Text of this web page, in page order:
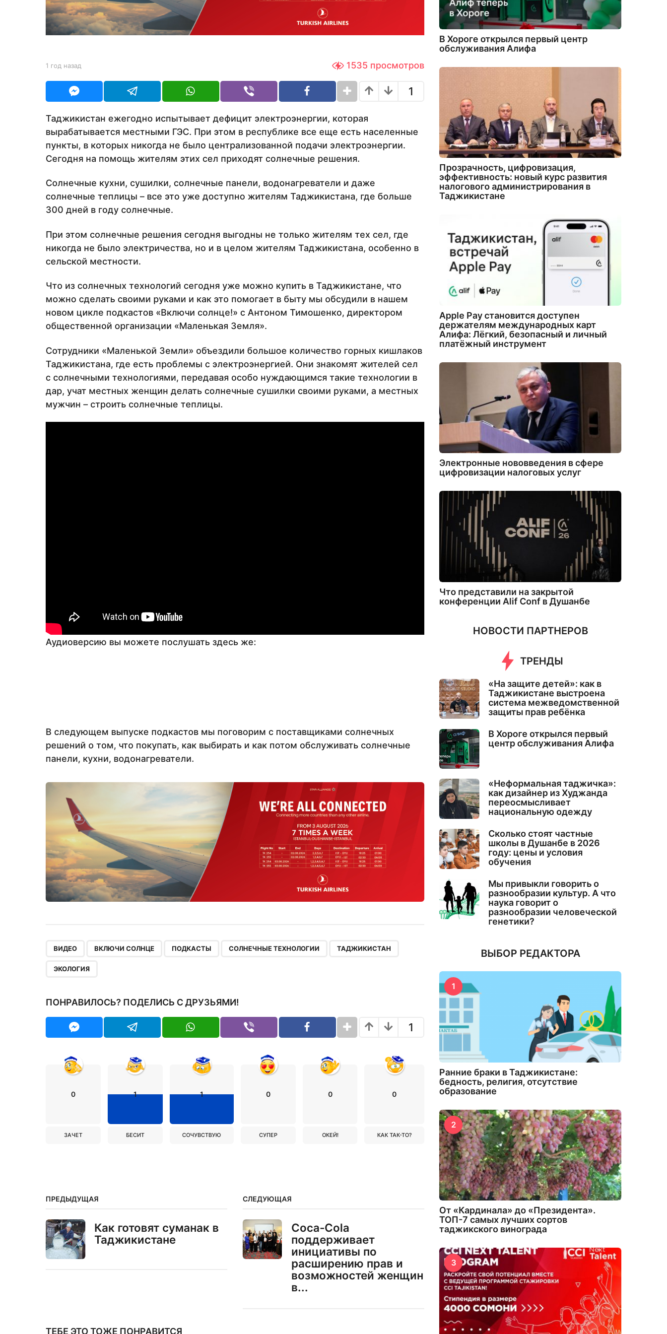
а
д
b
Y
U
1 год назад
н
з
а
1535 просмотров
1
Таджикистан ежегодно испытывает дефицит электроэнергии, которая
вырабатывается местными ГЭС. При этом в республике все еще есть населенные
пункты, в которых никогда не было централизованной подачи электроэнергии.
Сегодня на помощь жителям этих сел приходят солнечные решения.
Солнечные кухни, сушилки, солнечные панели, водонагреватели и даже
солнечные теплицы – все это уже доступно жителям Таджикистана, где больше
300 дней в году солнечные.
При этом солнечные решения сегодня выгодны не только жителям тех сел, где
никогда не было электричества, но и в целом жителям Таджикистана, особенно в
сельской местности.
Что из солнечных технологий сегодня уже можно купить в Таджикистане, что
можно сделать своими руками и как это помогает в быту мы обсудили в нашем
новом цикле подкастов «Включи солнце!» с Антоном Тимошенко, директором
общественной организации «Маленькая Земля».
Сотрудники «Маленькой Земли» объездили большое количество горных кишлаков
Таджикистана, где есть проблемы с электроэнергией. Они знакомят жителей сел
с солнечными технологиями, передавая особо нуждающимся такие технологии в
дар, учат местных женщин делать солнечные сушилки своими руками, а местных
мужчин – строить солнечные теплицы.
Аудиоверсию вы можете послушать здесь же:
В следующем выпуске подкастов мы поговорим с поставщиками солнечных
решений о том, что покупать, как выбирать и как потом обслуживать солнечные
панели, кухни, водонагреватели.
ВИДЕО ВКЛЮЧИ СОЛНЦЕ ПОДКАСТЫ СОЛНЕЧНЫЕ ТЕХНОЛОГИИ ТАДЖИКИСТАН
ЭКОЛОГИЯ
ПОНРАВИЛОСЬ? ПОДЕЛИСЬ С ДРУЗЬЯМИ!
1
0
ЗАЧЕТ
1
БЕСИТ
1
СОЧУВСТВУЮ
0
СУПЕР
0
ОКЕЙ!
0
КАК ТАК-ТО?
ПРЕДЫДУЩАЯ
Как готовят суманак в
Таджикистане
СЛЕДУЮЩАЯ
Coca-Cola
поддерживает
инициативы по
расширению прав и
возможностей женщин
в...
ТЕБЕ ЭТО ТОЖЕ ПОНРАВИТСЯ
В Хороге открылся первый центр
обслуживания Алифа
Прозрачность, цифровизация,
эффективность: новый курс развития
налогового администрирования в
Таджикистане
Apple Pay становится доступен
держателям международных карт
Алифа: Лёгкий, безопасный и личный
платёжный инструмент
Электронные нововведения в сфере
цифровизации налоговых услуг
Что представили на закрытой
конференции Alif Conf в Душанбе
НОВОСТИ ПАРТНЕРОВ
ТРЕНДЫ
«На защите детей»: как в
Таджикистане выстроена
система межведомственной
защиты прав ребёнка
В Хороге открылся первый
центр обслуживания Алифа
«Неформальная таджичка»:
как дизайнер из Худжанда
переосмысливает
национальную одежду
Сколько стоят частные
школы в Душанбе в 2026
году: цены и условия
обучения
Мы привыкли говорить о
разнообразии культур. А что
наука говорит о
разнообразии человеческой
генетики?
ВЫБОР РЕДАКТОРА
1
Ранние браки в Таджикистане:
бедность, религия, отсутствие
образование
2
От «Кардинала» до «Президента».
ТОП-7 самых лучших сортов
таджикского винограда
3